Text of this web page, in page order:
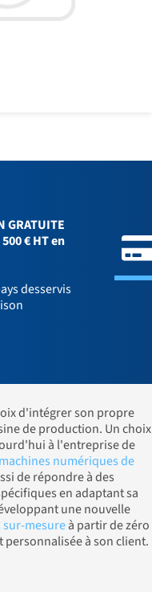
GRATUITE
€ HT en
desservis
d'intégrer son propre
de production. Un choix
à l'entreprise de
machines numériques de
de répondre à des
en adaptant sa
une nouvelle
sur-mesureà partir de zéro
à son client.